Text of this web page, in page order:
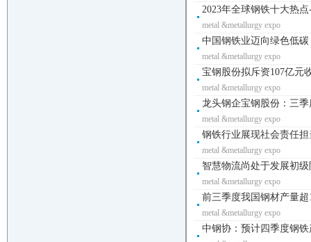
2023年全球钢铁十大热
metal &metallurgy expo
中国钢铁业迈向绿色低
metal &metallurgy expo
宝钢股份拟斥资107亿元
metal &metallurgy expo
龙头钢企宝钢股份：三
metal &metallurgy expo
钢铁行业展现社会责任
metal &metallurgy expo
智慧物流尚处于发展初
metal &metallurgy expo
前三季度我国钢材产量
metal &metallurgy expo
中钢协：预计四季度钢